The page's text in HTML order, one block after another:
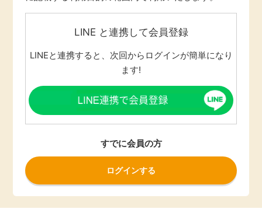
LINE と連携して会員登録
LINEと連携すると、次回からログインが簡単になり
ます!
すでに会員の方
ログインする